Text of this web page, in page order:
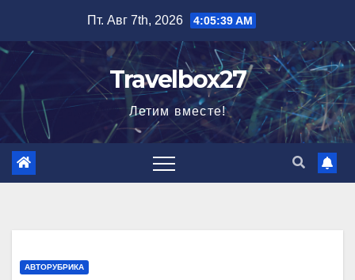
содержимому
Пт. Авг 7th, 2026 4:05:41 AM
Travelbox27
Летим вместе!
АВТОРУБРИКА